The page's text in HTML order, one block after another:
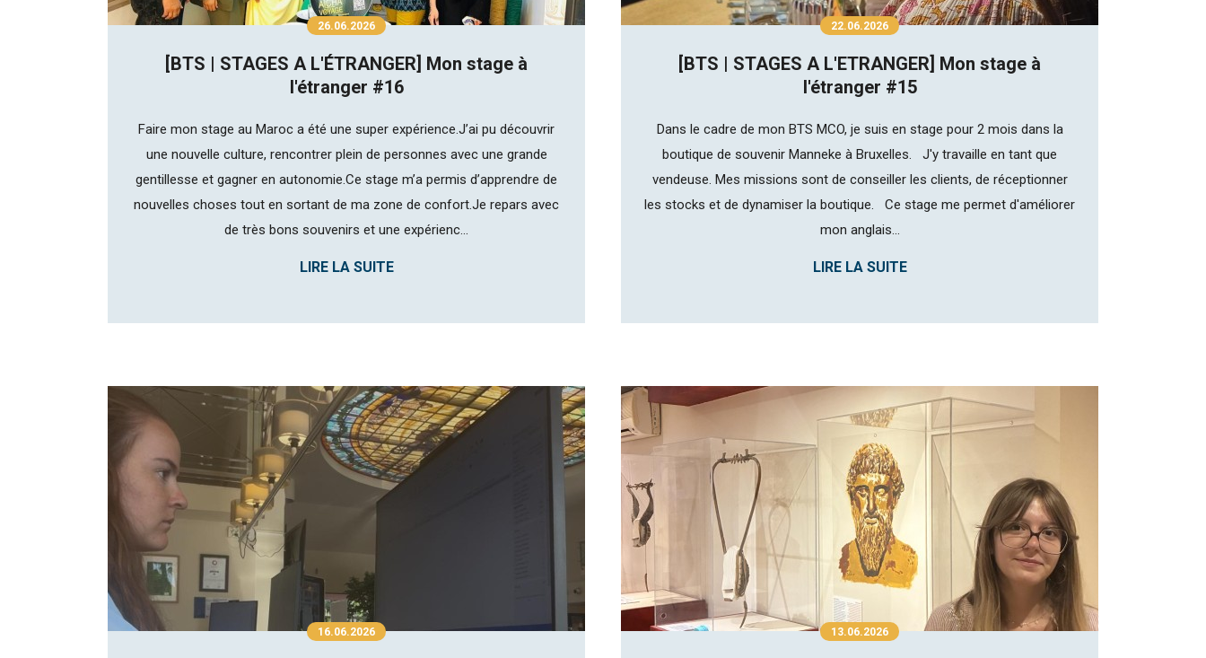
26.06.2026
[BTS | STAGES A L'ÉTRANGER] Mon stage à
l'étranger #16
Faire mon stage au Maroc a été une super expérience.J’ai pu découvrir
une nouvelle culture, rencontrer plein de personnes avec une grande
gentillesse et gagner en autonomie.Ce stage m’a permis d’apprendre de
nouvelles choses tout en sortant de ma zone de confort.Je repars avec
de très bons souvenirs et une expérienc...
LIRE LA SUITE
22.06.2026
[BTS | STAGES A L'ETRANGER] Mon stage à
l'étranger #15
Dans le cadre de mon BTS MCO, je suis en stage pour 2 mois dans la
boutique de souvenir Manneke à Bruxelles. J'y travaille en tant que
vendeuse. Mes missions sont de conseiller les clients, de réceptionner
les stocks et de dynamiser la boutique. Ce stage me permet d'améliorer
mon anglais...
LIRE LA SUITE
16.06.2026 13.06.2026